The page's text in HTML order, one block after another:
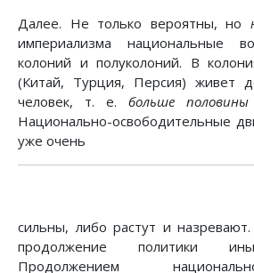
Далее. Не только вероятны, но
империализма национальные
колоний и полуколоний. В
(Китай, Турция, Персия) живет
человек, т. е. больше половины
Национально-освободительные
уже очень
сильны, либо растут и
продолжение политики
Продолжением национально-